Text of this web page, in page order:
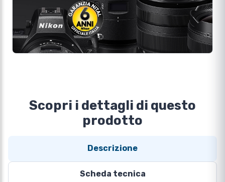
Scopri i dettagli di questo
prodotto
Descrizione
Scheda tecnica